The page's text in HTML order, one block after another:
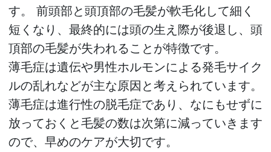
す。 前頭部と頭頂部の毛髪が軟毛化して細く
短くなり、最終的には頭の生え際が後退し、頭
頂部の毛髪が失われることが特徴です。
薄毛症は遺伝や男性ホルモンによる発毛サイク
ルの乱れなどが主な原因と考えられています。
薄毛症は進行性の脱毛症であり、なにもせずに
放っておくと毛髪の数は次第に減っていきます
ので、早めのケアが大切です。